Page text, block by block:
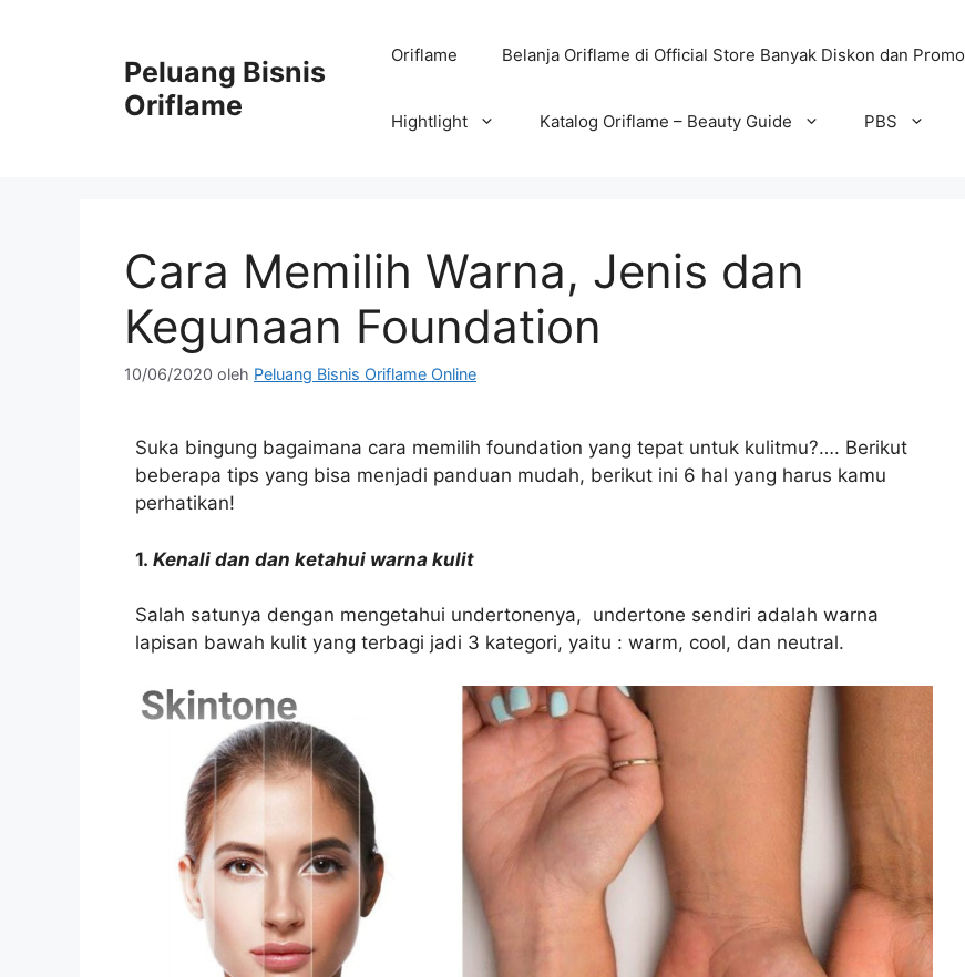
Peluang Bisnis
Oriflame
Oriflame Belanja Oriflame di Official Store Banyak Diskon dan Promo
Hightlight Katalog Oriflame – Beauty Guide PBS
Cara Memilih Warna, Jenis dan
Kegunaan Foundation
10/06/2020 oleh Peluang Bisnis Oriflame Online
Suka bingung bagaimana cara memilih foundation yang tepat untuk kulitmu?…. Berikut
beberapa tips yang bisa menjadi panduan mudah, berikut ini 6 hal yang harus kamu
perhatikan!
1. Kenali dan dan ketahui warna kulit
Salah satunya dengan mengetahui undertonenya, undertone sendiri adalah warna
lapisan bawah kulit yang terbagi jadi 3 kategori, yaitu : warm, cool, dan neutral.